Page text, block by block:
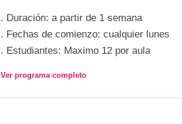
. Duración: a partir de 1 semana
. Fechas de comienzo: cualquier lunes
. Estudiantes: Maximo 12 por aula
. Nivel: principiante-avanzado
Ver programa completo